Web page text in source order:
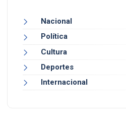
Nacional
Política
Cultura
Deportes
Internacional